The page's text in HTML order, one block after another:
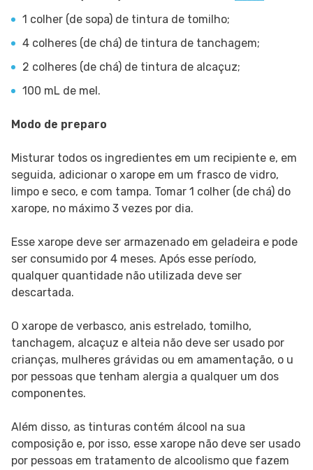
1 colher (de sopa) de tintura de tomilho;
4 colheres (de chá) de tintura de tanchagem;
2 colheres (de chá) de tintura de alcaçuz;
100 mL de mel.
Modo de preparo
Misturar todos os ingredientes em um recipiente e, em
seguida, adicionar o xarope em um frasco de vidro,
limpo e seco, e com tampa. Tomar 1 colher (de chá) do
xarope, no máximo 3 vezes por dia.
Esse xarope deve ser armazenado em geladeira e pode
ser consumido por 4 meses. Após esse período,
qualquer quantidade não utilizada deve ser
descartada.
O xarope de verbasco, anis estrelado, tomilho,
tanchagem, alcaçuz e alteia não deve ser usado por
crianças, mulheres grávidas ou em amamentação, o u
por pessoas que tenham alergia a qualquer um dos
componentes.
Além disso, as tinturas contém álcool na sua
composição e, por isso, esse xarope não deve ser usado
por pessoas em tratamento de alcoolismo que fazem